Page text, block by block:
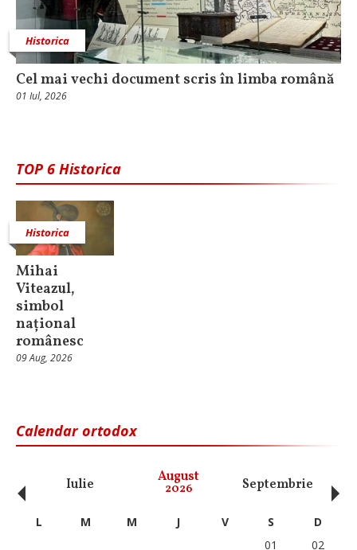
Historica
Cel mai vechi document scris în limba română
01 Iul, 2026
TOP 6 Historica
Historica
Mihai
Viteazul,
simbol
național
românesc
09 Aug, 2026
Calendar ortodox
Iulie August
2026 Septembrie
‹ L M M J V S
D
01
02